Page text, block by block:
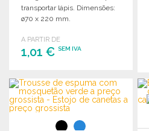
transportar lápis. Dimensões:
ø70 x 220 mm.
A PARTIR DE
1,01 € SEM IVA
ENCOMENDAR
Solicitar um orçamento